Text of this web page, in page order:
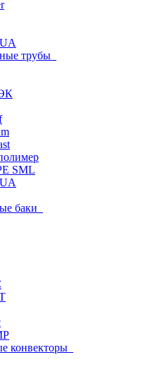
трубы
SML
баки
конвекторы